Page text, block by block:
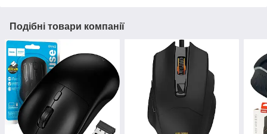
Подібні товари компанії